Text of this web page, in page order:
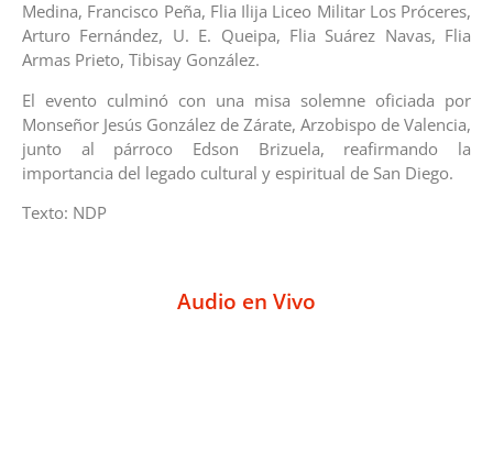
Medina, Francisco Peña, Flia Ilija Liceo Militar Los Próceres,
Arturo Fernández, U. E. Queipa, Flia Suárez Navas, Flia
Armas Prieto, Tibisay González.
El evento culminó con una misa solemne oficiada por
Monseñor Jesús González de Zárate, Arzobispo de Valencia,
junto al párroco Edson Brizuela, reafirmando la
importancia del legado cultural y espiritual de San Diego.
Texto: NDP
Audio en Vivo